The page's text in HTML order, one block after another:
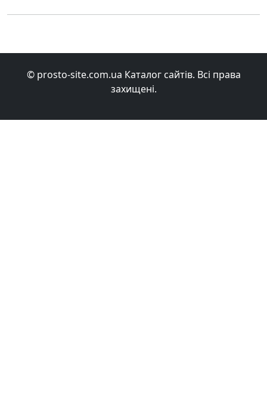
© prosto-site.com.ua Каталог сайтів. Всі права
захищені.